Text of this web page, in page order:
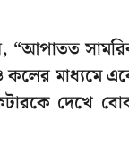
“আপাতত
কলের মাধ্যমে
দেখে